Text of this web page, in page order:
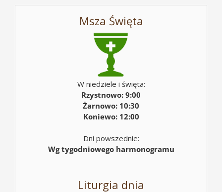
Msza Święta
W niedziele i święta:
Rzystnowo: 9:00
Żarnowo: 10:30
Koniewo: 12:00
Dni powszednie:
Wg tygodniowego harmonogramu
Liturgia dnia